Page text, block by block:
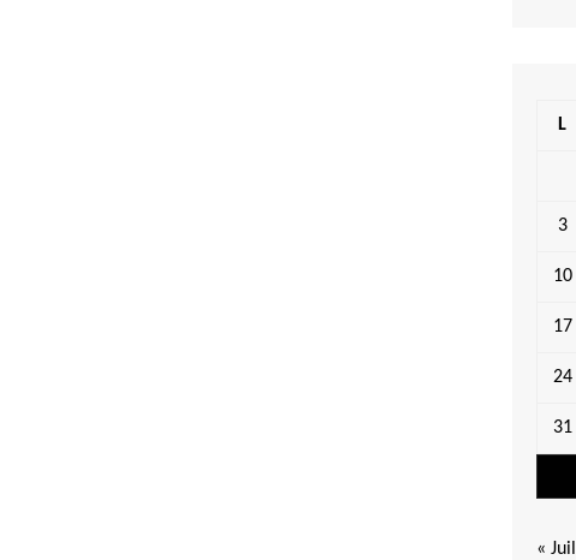
L
3
10
17
24
31
« Juil